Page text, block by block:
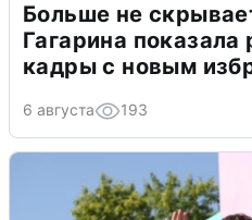
Больше не
Гагарина
кадры с новым
6 августа 193